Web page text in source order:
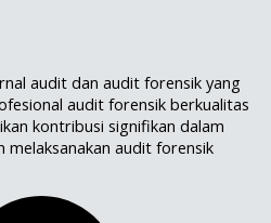
audit dan audit forensik yang
audit forensik berkualitas
kontribusi signifikan dalam
melaksanakan audit forensik